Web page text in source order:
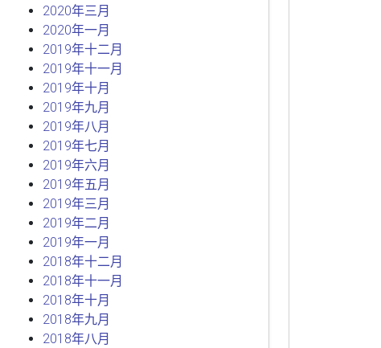
2020年三月
2020年一月
2019年十二月
2019年十一月
2019年十月
2019年九月
2019年八月
2019年七月
2019年六月
2019年五月
2019年三月
2019年二月
2019年一月
2018年十二月
2018年十一月
2018年十月
2018年九月
2018年八月